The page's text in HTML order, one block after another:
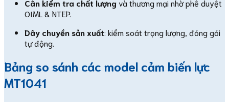
Cân kiểm tra chất lượng và thương mại nhờ phê duyệt
OIML & NTEP.
Dây chuyền sản xuất: kiểm soát trọng lượng, đóng gói
tự động.
Bảng so sánh các model cảm biến lực
MT1041